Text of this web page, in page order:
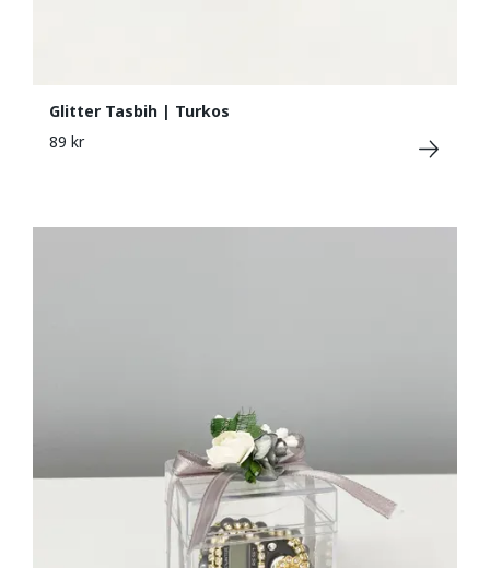
Glitter Tasbih | Turkos
89 kr